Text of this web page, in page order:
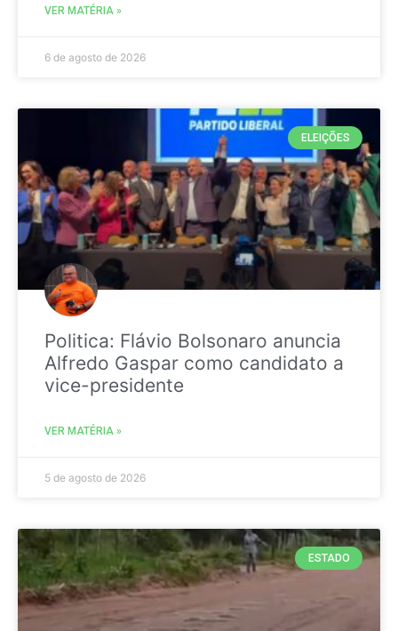
VER MATÉRIA »
6 de agosto de 2026
ELEIÇÕES
Politica: Flávio Bolsonaro anuncia
Alfredo Gaspar como candidato a
vice-presidente
VER MATÉRIA »
5 de agosto de 2026
ESTADO